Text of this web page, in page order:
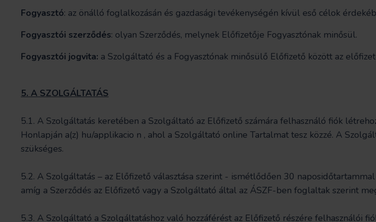
Fogyasztó: az önálló foglalkozásán és gazdasági tevékenységén kívül eső célok
Fogyasztói szerződés: olyan Szerződés, melynek Előfizetője Fogyasztónak minősül.
Fogyasztói jogvita: a Szolgáltató és a Fogyasztónak minősülő Előfizető között az
5. A SZOLGÁLTATÁS
5.1. A Szolgáltatás keretében a Szolgáltató az Előfizető számára felhasználó fiók
Honlapján a(z) hu/applikacio n , ahol a Szolgáltató online Tartalmat tesz közzé. A
szükséges.
5.2. A Szolgáltatás – az Előfizető választása szerint - ismétlődően 30
amíg a Szerződés az Előfizető vagy a Szolgáltató által az ÁSZF-ben foglaltak szerint
5.3. A Szolgáltató a Szolgáltatáshoz való hozzáférést az Előfizető részére felhasználói